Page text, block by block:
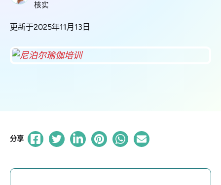
核实
更新于2025年11月13日
分享